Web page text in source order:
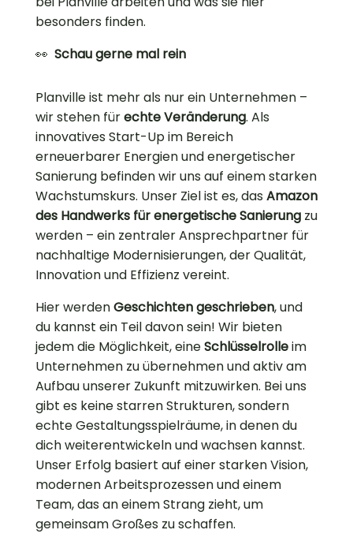
besonders finden.
👀 Schau gerne mal rein
Planville ist mehr als nur ein Unternehmen –
wir stehen fürechte Veränderung. Als
innovatives Start-Up im Bereich
erneuerbarer Energien und energetischer
Sanierung befinden wir uns auf einem starken
Wachstumskurs. Unser Ziel ist es, das Amazon
des Handwerks für energetische Sanierungzu
werden – ein zentraler Ansprechpartner für
nachhaltige Modernisierungen, der Qualität,
Innovation und Effizienz vereint.
Hier werdenGeschichten geschrieben, und
du kannst ein Teil davon sein! Wir bieten
jedem die Möglichkeit, eineSchlüsselrolleim
Unternehmen zu übernehmen und aktiv am
Aufbau unserer Zukunft mitzuwirken. Bei uns
gibt es keine starren Strukturen, sondern
echte Gestaltungsspielräume, in denen du
dich weiterentwickeln und wachsen kannst.
Unser Erfolg basiert auf einer starken Vision,
modernen Arbeitsprozessen und einem
Team, das an einem Strang zieht, um
gemeinsam Großes zu schaffen.